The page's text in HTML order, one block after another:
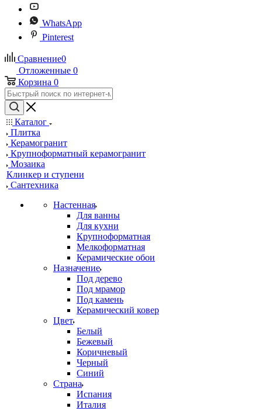
WhatsApp
Pinterest
Сравнение0
Отложенные 0
Корзина 0
Каталог
Плитка
Керамогранит
Крупноформатный керамогранит
Мозаика
Клинкер и ступени
Сантехника
Настенная
Для ванны
Для кухни
Крупноформатная
Мелкоформатная
Керамические обои
Назначение
Под дерево
Под мрамор
Под камень
Керамический ковер
Цвет
Белый
Бежевый
Коричневый
Черный
Синий
Страна
Испания
Италия